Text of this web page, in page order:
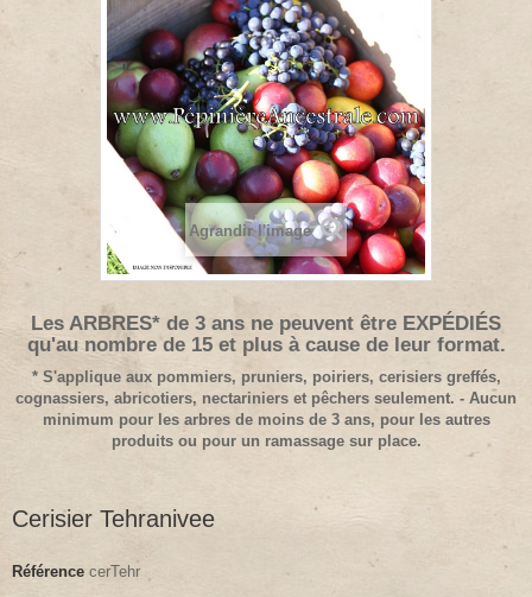
Agrandir l'image
Les ARBRES* de 3 ans ne peuvent être EXPÉDIÉS
qu'au nombre de 15 et plus à cause de leur format.
* S'applique aux pommiers, pruniers, poiriers, cerisiers greffés,
cognassiers, abricotiers, nectariniers et pêchers seulement. - Aucun
minimum pour les arbres de moins de 3 ans, pour les autres
produits ou pour un ramassage sur place.
Cerisier Tehranivee
Référence cerTehr